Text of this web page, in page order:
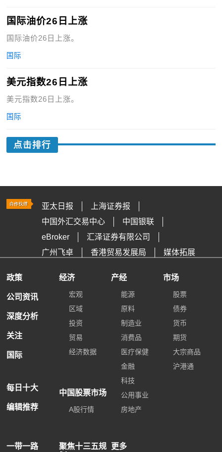
国际油价26日上涨
国际油价26日上涨。
国际
美元指数26日上涨
美元指数26日上涨。
国际
点击排行
亚太日报
上海证券报
中国外汇交易中心
中国银联
eBroker
汇泽证券有限公司
广州飞卓
香港贸易发展局 媒体拓展
政策
公司资讯
深度分析
关注
国际
每日十大
编辑推荐
经济
宏观
区域
投资
贸易
经济数据
中国股票市场
A股行情
产经
能源
原料
制造业
消费品
医疗保健
金融
科技
公用事业
房地产
市场
股票
债券
货币
期货
大宗商品
沪港通
一带一路
聚焦十三五规
更多